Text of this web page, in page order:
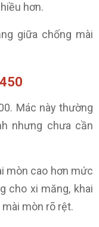
hơn.
giữa chống mài
Mác này thường
nhưng chưa cần
mòn cao hơn mức
cho xi măng, khai
mòn rõ rệt.